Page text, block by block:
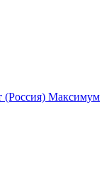
(Россия) Максимум